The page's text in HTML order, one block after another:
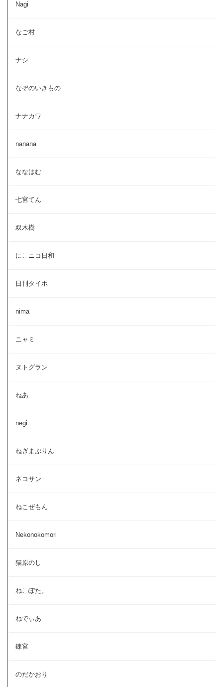
Nagi
なご村
ナシ
なぞのいきもの
ナナカワ
nanana
ななはむ
七宮てん
双木樹
にこニコ日和
日刊タイポ
nima
ニャミ
ヌトグラン
ねあ
negi
ねぎまぷりん
ネコサン
ねこぜもん
Nekonokomori
猫原のし
ねこぽた。
ねでぃあ
錬宮
のだかおり